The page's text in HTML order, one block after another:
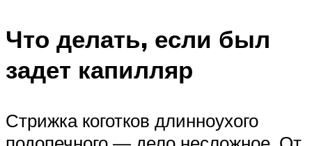
Что делать, если был
задет капилляр
Стрижка коготков длинноухого